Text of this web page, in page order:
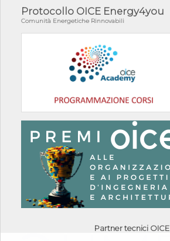
Protocollo OICE Energy4you
Comunità Energetiche Rinnovabili
Partner tecnici OICE